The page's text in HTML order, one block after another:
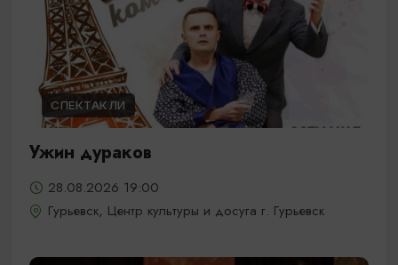
СПЕКТАКЛИ
Ужин дураков
28.08.2026 19:00
Гурьевск, Центр культуры и досуга г. Гурьевск